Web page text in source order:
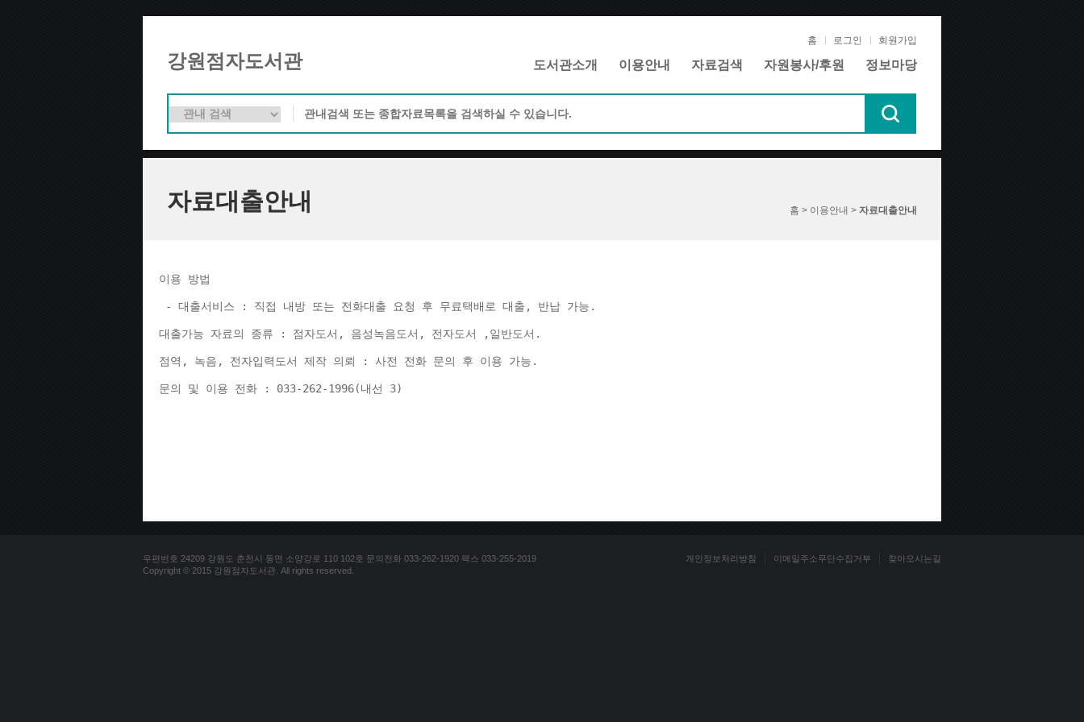
강원점자도서관
홈 로그인 회원가입
도서관소개 이용안내 자료검색 자원봉사/후원 정보마당
자료대출안내 홈 > 이용안내 > 자료대출안내
이용 방법
- 대출서비스 : 직접 내방 또는 전화대출 요청 후 무료택배로 대출, 반납 가능.
대출가능 자료의 종류 : 점자도서, 음성녹음도서, 전자도서 ,일반도서.
점역, 녹음, 전자입력도서 제작 의뢰 : 사전 전화 문의 후 이용 가능.
문의 및 이용 전화 : 033-262-1996(내선 3)
우편번호 24209 강원도 춘천시 동면 소양강로 110 102호 문의전화 033-262-1920 팩스 033-255-2019
Copyright © 2015 강원점자도서관. All rights reserved.
개인정보처리방침 이메일주소무단수집거부 찾아오시는길